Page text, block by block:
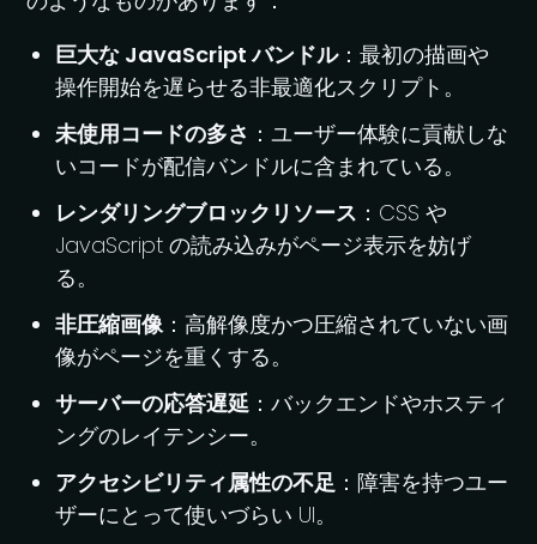
巨大な JavaScript バンドル：最初の描画や
操作開始を遅らせる非最適化スクリプト。
未使用コードの多さ ：ユーザー体験に貢献しな
いコードが配信バンドルに含まれている。
レンダリングブロックリソース ：CSS や
JavaScript の読み込みがページ表示を妨げ
る。
非圧縮画像：高解像度かつ圧縮されていない画
像がページを重くする。
サーバーの応答遅延 ：バックエンドやホスティ
ングのレイテンシー。
アクセシビリティ属性の不足 ：障害を持つユー
ザーにとって使いづらい UI。